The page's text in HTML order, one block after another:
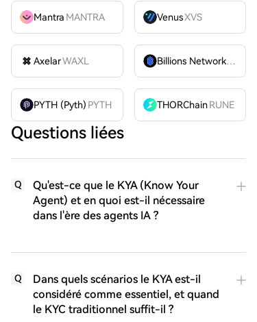
Mantra MANTRA VenusXVS
AxelarWAXL Billions Network
BILL
PYTH (Pyth) PYTH THORChain RUNE
Questions liées
Q
Qu'est-ce que le KYA (Know Your
Agent) et en quoi est-il nécessaire
dans l'ère des agents IA ?
Q
Dans quels scénarios le KYA est-il
considéré comme essentiel, et quand
le KYC traditionnel suffit-il ?